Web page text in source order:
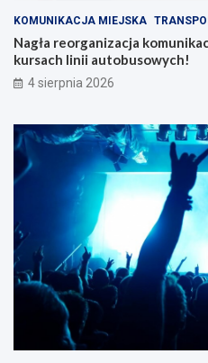
KOMUNIKACJA MIEJSKA
Nagła reorganizacja
kursach linii autobusowych!
4 sierpnia 2026